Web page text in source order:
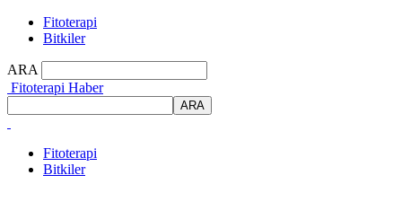
Fitoterapi
Bitkiler
ARA
Fitoterapi Haber
Fitoterapi
Bitkiler